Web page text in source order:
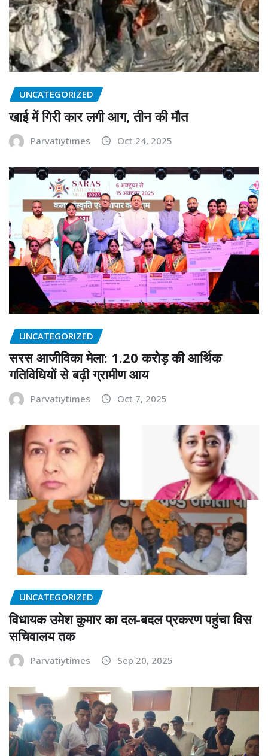
UNCATEGORIZED
खाई में गिरी कार लगी आग, तीन की मौत
Parvatiytimes Oct 24, 2025
UNCATEGORIZED
सरस आजीविका मेला: 1.20 करोड़ की आर्थिक
गतिविधियों से बढ़ी ग्रामीण आय
Parvatiytimes Oct 7, 2025
UNCATEGORIZED
विधायक उमेश कुमार का दल-बदल प्रकरण पहुंचा विस
सचिवालय तक
Parvatiytimes Sep 20, 2025